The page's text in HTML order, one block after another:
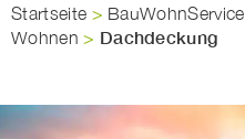
Startseite > BauWohnService
Wohnen > Dachdeckung